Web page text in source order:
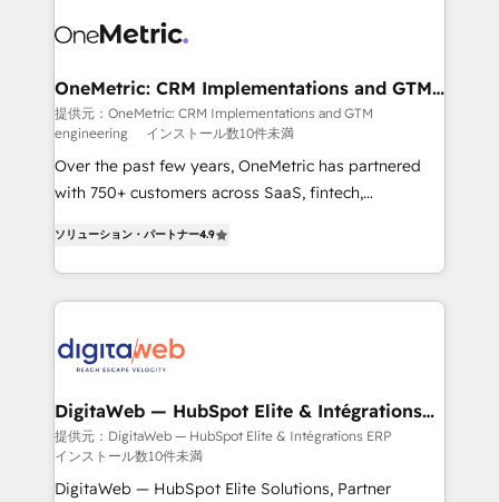
Stand Out.
Design Automation and Uptive. 📊 RevOps & data
integrations 🤖 AI workflows & enrichment 📘 Team
enablement & company-wide adoption We create
HubSpot environments that teams use with
confidence and that leadership can rely on for
scalable revenue insights.
OneMetric: CRM Implementations and GTM
engineering
提供元：OneMetric: CRM Implementations and GTM
engineering
インストール数10件未満
Over the past few years, OneMetric has partnered
with 750+ customers across SaaS, fintech,
150+ HubSpot-certified experts, we deliver scalable
solutions to complex GTM and RevOps challenges.
Our Expertise 🔹 Onboarding & Implementation:
tailored to your GTM motion. 🔹 Migrations: Move
downtime. 🔹 RevOps Strategy: Align teams,
processes, and data to drive revenue efficiency. 🔹
Integrations: Connect HubSpot with your tech stack
for better adoption. 🔹 Custom Solutions: Build
ソリューション・パートナー4.9
DigitaWeb — HubSpot Elite & Intégrations
ERP
提供元：DigitaWeb — HubSpot Elite & Intégrations ERP
インストール数10件未満
DigitaWeb — HubSpot Elite Solutions, Partner